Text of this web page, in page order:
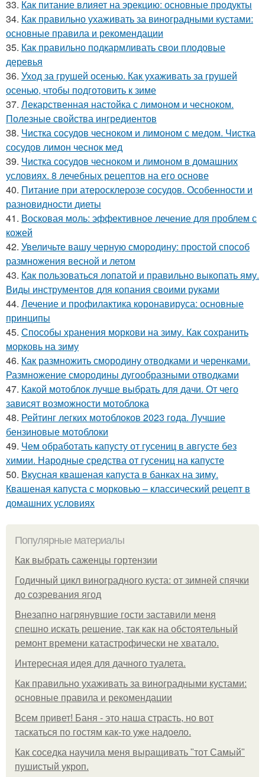
33. Как питание влияет на эрекцию: основные продукты
34. Как правильно ухаживать за виноградными кустами:
основные правила и рекомендации
35. Как правильно подкармливать свои плодовые
деревья
36. Уход за грушей осенью. Как ухаживать за грушей
осенью, чтобы подготовить к зиме
37. Лекарственная настойка с лимоном и чесноком.
Полезные свойства ингредиентов
38. Чистка сосудов чесноком и лимоном с медом. Чистка
сосудов лимон чеснок мед
39. Чистка сосудов чесноком и лимоном в домашних
условиях. 8 лечебных рецептов на его основе
40. Питание при атеросклерозе сосудов. Особенности и
разновидности диеты
41. Восковая моль: эффективное лечение для проблем с
кожей
42. Увеличьте вашу черную смородину: простой способ
размножения весной и летом
43. Как пользоваться лопатой и правильно выкопать яму.
Виды инструментов для копания своими руками
44. Лечение и профилактика коронавируса: основные
принципы
45. Способы хранения моркови на зиму. Как сохранить
морковь на зиму
46. Как размножить смородину отводками и черенками.
Размножение смородины дугообразными отводками
47. Какой мотоблок лучше выбрать для дачи. От чего
зависят возможности мотоблока
48. Рейтинг легких мотоблоков 2023 года. Лучшие
бензиновые мотоблоки
49. Чем обработать капусту от гусениц в августе без
химии. Народные средства от гусениц на капусте
50. Вкусная квашеная капуста в банках на зиму.
Квашеная капуста с морковью – классический рецепт в
домашних условиях
Популярные материалы
Как выбрать саженцы гортензии
Годичный цикл виноградного куста: от зимней спячки
до созревания ягод
Внезапно нагрянувшие гости заставили меня
спешно искать решение, так как на обстоятельный
ремонт времени катастрофически не хватало.
Интересная идея для дачного туалета.
Как правильно ухаживать за виноградными кустами:
основные правила и рекомендации
Всем привет! Баня - это наша страсть, но вот
таскаться по гостям как-то уже надоело.
Как соседка научила меня выращивать "тот Самый"
пушистый укроп.